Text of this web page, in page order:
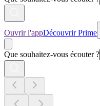
Ouvrir l'appDécouvrir Prime
Que souhaitez-vous écouter ?